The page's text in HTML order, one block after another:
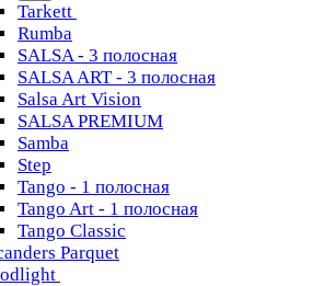
Tarkett
Rumba
SALSA - 3 полосная
SALSA ART - 3 полосная
Salsa Art Vision
SALSA PREMIUM
Samba
Step
Tango - 1 полосная
Tango Art - 1 полосная
Tango Classiс
Parquet